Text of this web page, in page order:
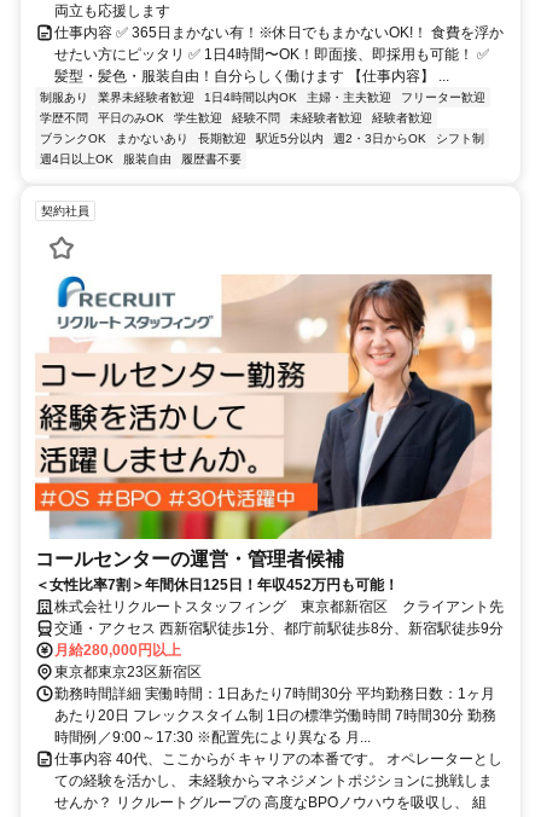
両立も応援します
仕事内容 ✅ 365日まかない有！※休日でもまかないOK!！ 食費を浮か
せたい方にピッタリ ✅ 1日4時間〜OK！即面接、即採用も可能！ ✅
髪型・髪色・服装自由！自分らしく働けます 【仕事内容】 ...
制服あり 業界未経験者歓迎 1日4時間以内OK 主婦・主夫歓迎
フリーター歓迎
学歴不問
平日のみOK 学生歓迎 経験不問 未経験者歓迎
経験者歓迎
ブランクOK
まかないあり 長期歓迎 駅近5分以内 週2・3日からOK
シフト制
週4日以上OK
服装自由 履歴書不要
契約社員
コールセンターの運営・管理者候補
＜女性比率7割＞年間休日125日！年収452万円も可能！
株式会社リクルートスタッフィング 東京都新宿区 クライアント先
交通・アクセス 西新宿駅徒歩1分、都庁前駅徒歩8分、新宿駅徒歩9分
月給280,000円以上
東京都東京23区新宿区
勤務時間詳細 実働時間：1日あたり7時間30分 平均勤務日数：1ヶ月
あたり20日 フレックスタイム制 1日の標準労働時間 7時間30分 勤務
時間例／9:00～17:30 ※配置先により異なる 月...
仕事内容 40代、ここからが キャリアの本番です。 オペレーターとし
ての経験を活かし、 未経験からマネジメントポジションに挑戦しま
せんか？ リクルートグループの 高度なBPOノウハウを吸収し、 組